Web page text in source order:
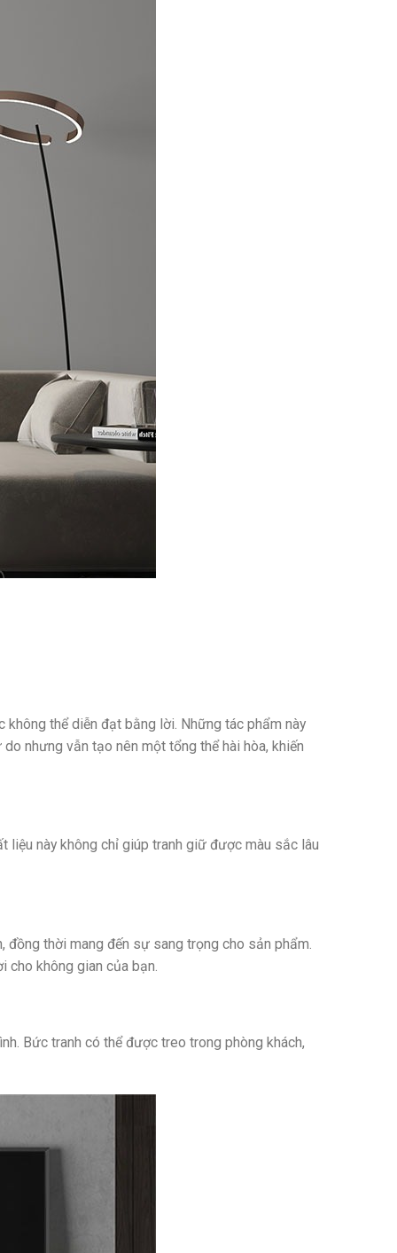
thể diễn đạt bằng lời. Những tác phẩm này
nhưng vẫn tạo nên một tổng thể hài hòa, khiến
liệu này không chỉ giúp tranh giữ được màu sắc lâu
thời mang đến sự sang trọng cho sản phẩm.
cho không gian của bạn.
Bức tranh có thể được treo trong phòng khách,